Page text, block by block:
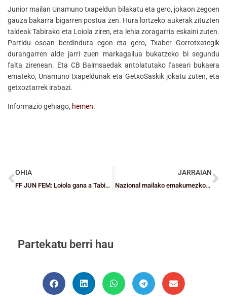
Junior mailan Unamuno txapeldun bilakatu eta gero, jokaon zegoen
gauza bakarra bigarren postua zen. Hura lortzeko aukerak zituzten
taldeak Tabirako eta Loiola ziren, eta lehia zoragarria eskaini zuten.
Partidu osoan berdinduta egon eta gero, Txaber Gorrotxategik
durangarren alde jarri zuen markagailua bukatzeko bi segundu
falta zirenean. Eta CB Balmsaedak antolatutako faseari bukaera
emateko, Unamuno txapeldunak eta GetxoSaskik jokatu zuten, eta
getxoztarrek irabazi.
Informazio gehiago, hemen.
OHIA
FF JUN FEM: Loiola gana a Tabirako y se proclama campeón
JARRAIAN
Nazional mailako emakumezkoen taldeek ez dute igoerarik lortu
Partekatu berri hau